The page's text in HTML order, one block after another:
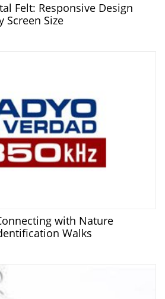
Felt: Responsive Design
Screen Size
with Nature
Walks